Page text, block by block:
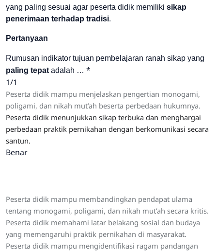
yang paling sesuai agar peserta didik memiliki sikap
penerimaan terhadap tradisi.
Pertanyaan
Rumusan indikator tujuan pembelajaran ranah sikap yang
paling tepat adalah … *
1/1
Peserta didik mampu menjelaskan pengertian monogami,
poligami, dan nikah mut’ah beserta perbedaan hukumnya.
Peserta didik menunjukkan sikap terbuka dan menghargai
perbedaan praktik pernikahan dengan berkomunikasi secara
santun.
Benar
Peserta didik mampu membandingkan pendapat ulama
tentang monogami, poligami, dan nikah mut’ah secara kritis.
Peserta didik memahami latar belakang sosial dan budaya
yang memengaruhi praktik pernikahan di masyarakat.
Peserta didik mampu mengidentifikasi ragam pandangan